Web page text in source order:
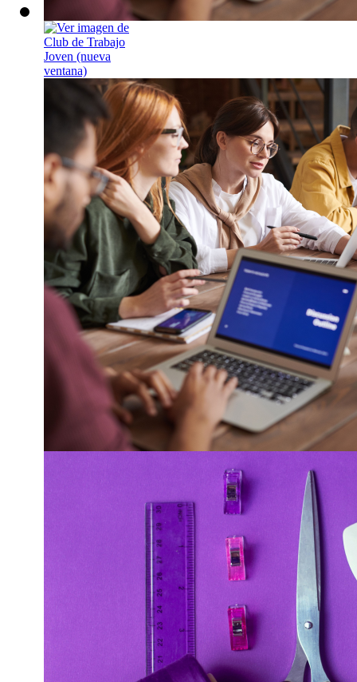
Club de
Espacio grupal
Lunes, 14 de
Sesión grupal
estrategias para
!INSCRÍBETE!